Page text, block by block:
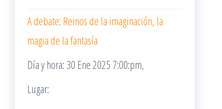
A debate: Reinos de la imaginación, la
magia de la fantasía
Día y hora: 30 Ene 2025 7:00:pm,
Lugar: